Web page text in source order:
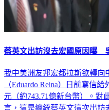
蔡英文出訪沒去宏國原因曝
我中美洲友邦宏都拉斯欲轉向
（Eduardo Reina）日前寫信
元（約743.71億新台幣）。對
言，這是總統蔡英文這次出訪